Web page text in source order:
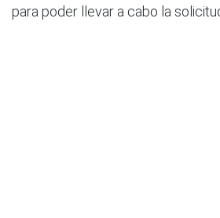
para poder llevar a cabo la